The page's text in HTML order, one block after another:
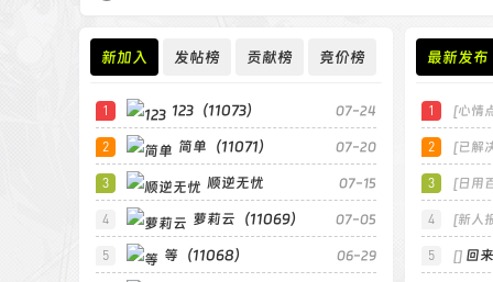
新加入 发帖榜 贡献榜 竞价榜
07-24
123（11073）
07-20
简单（11071）
07-15
顺逆无忧
（11070） 07-05
萝莉云（11069）
06-29
等（11068）
最新发布
[心情
[已解
[日用
[新人
[] 回